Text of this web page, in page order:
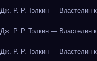
Дж. Р. Р. Толкин — Властелин
Дж. Р. Р. Толкин — Властелин
Дж. Р. Р. Толкин — Властелин